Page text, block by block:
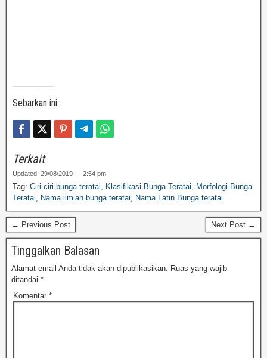
Sebarkan ini:
Terkait
Updated: 29/08/2019 — 2:54 pm
Tag: Ciri ciri bunga teratai, Klasifikasi Bunga Teratai, Morfologi Bunga
Teratai, Nama ilmiah bunga teratai, Nama Latin Bunga teratai
← Previous Post Next Post →
Tinggalkan Balasan
Alamat email Anda tidak akan dipublikasikan. Ruas yang wajib
ditandai *
Komentar *